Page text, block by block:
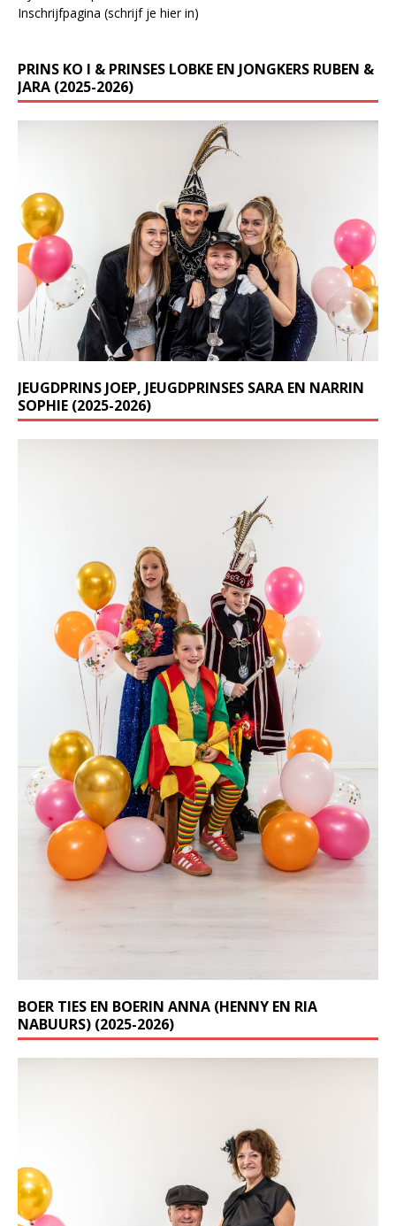
Inschrijfpagina (schrijf je hier in)
PRINS KO I & PRINSES LOBKE EN JONGKERS RUBEN &
JARA (2025-2026)
JEUGDPRINS JOEP, JEUGDPRINSES SARA EN NARRIN
SOPHIE (2025-2026)
BOER TIES EN BOERIN ANNA (HENNY EN RIA
NABUURS) (2025-2026)